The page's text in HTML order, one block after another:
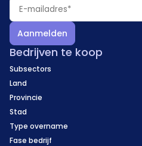
Aanmelden
Bedrijven te koop
Subsectors
Land
Provincie
Stad
Type overname
Fase bedrijf